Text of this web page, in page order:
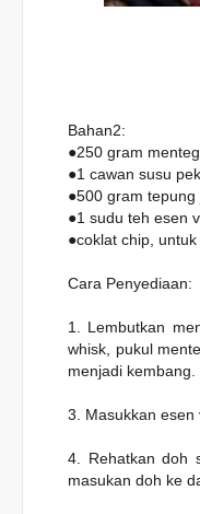
Bahan2:
●250 gram
●1 cawan susu
●500 gram tepung
●1 sudu teh esen
●coklat chip, untuk
Cara Penyediaan:
1. Lembutkan
whisk, pukul
menjadi kembang.
3. Masukkan esen
4. Rehatkan doh
masukan doh ke